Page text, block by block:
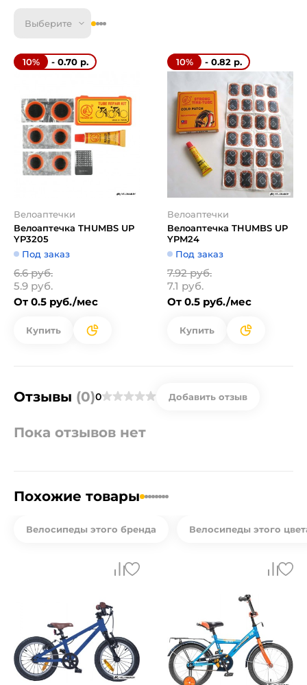
Выберите
10% - 0.70 р.
Велоаптечки
Велоаптечка THUMBS UP
YP3205
Под заказ
6.6 руб.
5.9 руб.
От 0.5 руб./мес
Купить
10% - 0.82 р.
Велоаптечки
Велоаптечка THUMBS UP
YPM24
Под заказ
7.92 руб.
7.1 руб.
От 0.5 руб./мес
Купить
Отзывы (0)0 Добавить отзыв
Пока отзывов нет
Похожие товары
Велосипеды этого бренда Велосипеды этого